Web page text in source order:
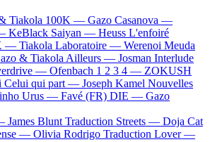
Tiakola 100K — Gazo Casanova —
KeBlack Saiyan — Heuss L'enfoiré
— Tiakola Laboratoire — Werenoi Meuda
& Tiakola Ailleurs — Josman Interlude
— Ofenbach 1 2 3 4 — ZOKUSH
Celui qui part — Joseph Kamel Nouvelles
Urus — Favé (FR) DIE — Gazo
James Blunt Traduction Streets — Doja Cat
— Olivia Rodrigo Traduction Lover —